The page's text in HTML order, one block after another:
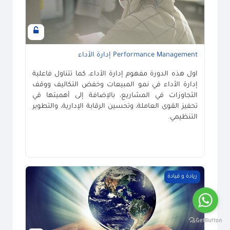
Performance Management إدارة الأداء
اول هذه الدورة مفهوم إدارة الأداء، كما تتناول فاعلية
إدارة الأداء في نمو المبيعات وخفض التكاليف ووقف
التجاوزات في المشاريع، بالإضافة إلى أهميتها في
تحفيز القوى العاملة، وتحسين الرقابة الإدارية، والتطوير
التنظيمي.
صورة المساق إدارة الأعمال الدولية
ريادة و قيادة